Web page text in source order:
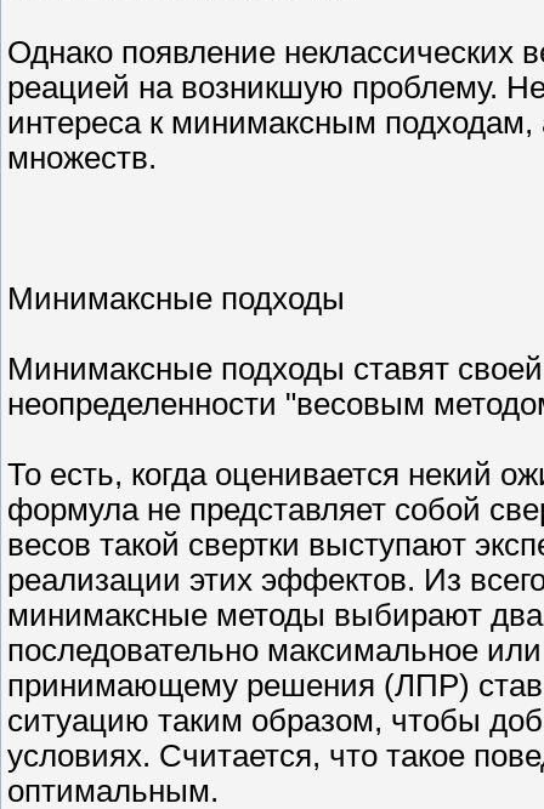
Однако появление неклассических
реацией на возникшую проблему.
интереса к минимаксным подходам,
множеств.
Минимаксные подходы
Минимаксные подходы ставят
неопределенности "весовым
То есть, когда оценивается некий
формула не представляет собой
весов такой свертки выступают
реализации этих эффектов. Из
минимаксные методы выбирают
последовательно максимальное
принимающему решения (ЛПР)
ситуацию таким образом, чтобы
условиях. Считается, что такое
оптимальным.